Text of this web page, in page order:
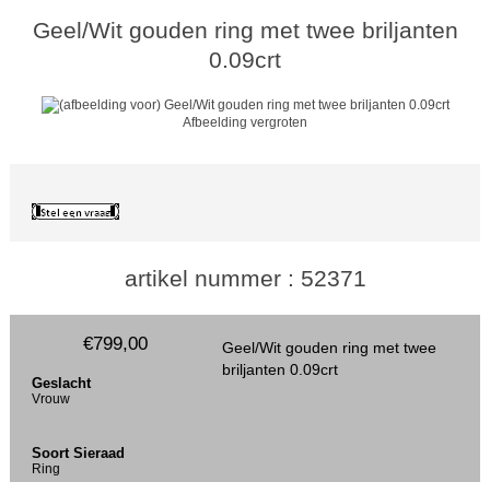
Geel/Wit gouden ring met twee briljanten
0.09crt
Afbeelding vergroten
artikel nummer : 52371
Geel/Wit gouden ring met twee
briljanten 0.09crt
€799,00
Geslacht
Vrouw
Soort Sieraad
Ring